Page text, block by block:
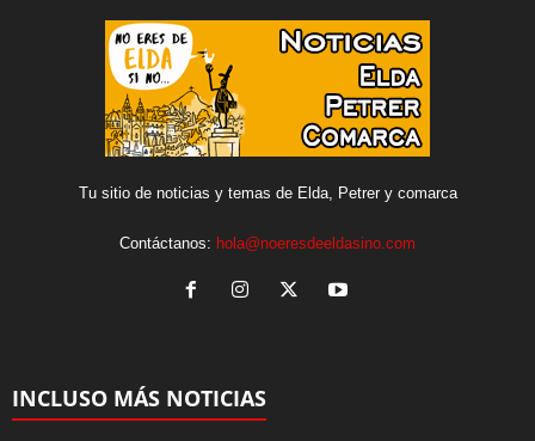
Tu sitio de noticias y temas de Elda, Petrer y comarca
Contáctanos: hola@noeresdeeldasino.com
INCLUSO MÁS NOTICIAS